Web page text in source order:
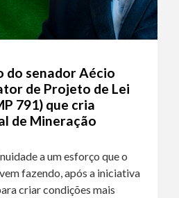
do senador Aécio
de Projeto de Lei
791) que cria
de Mineração
a um esforço que o
fazendo, após a iniciativa
criar condições mais